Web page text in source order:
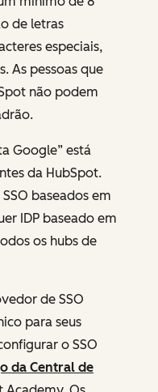
de letras
especiais,
As pessoas que
não podem
Google” está
da HubSpot.
baseados em
IDP baseado em
os hubs de
de SSO
para seus
o SSO
da Central de